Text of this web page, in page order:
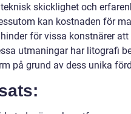
skicklighet och
kan kostnaden för
för vissa konstnärer
utmaningar har litografi
på grund av dess unika